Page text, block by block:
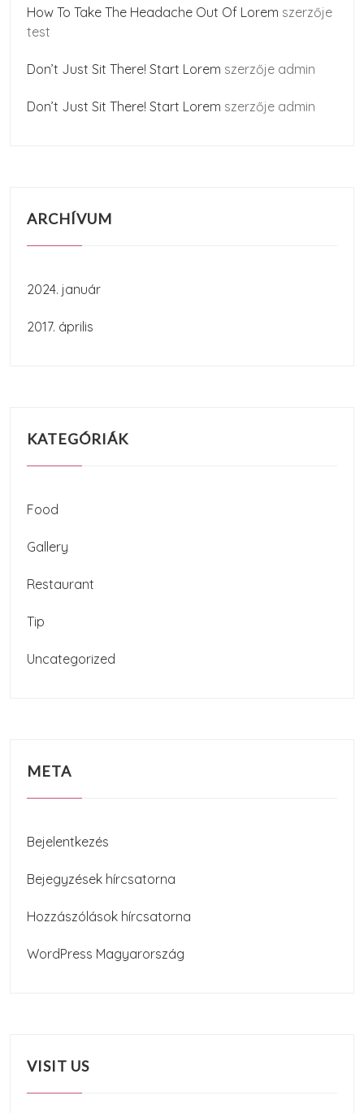
How To Take The Headache Out Of Lorem szerzője
test
Don’t Just Sit There! Start Lorem szerzője admin
Don’t Just Sit There! Start Lorem szerzője admin
ARCHÍVUM
2024. január
2017. április
KATEGÓRIÁK
Food
Gallery
Restaurant
Tip
Uncategorized
META
Bejelentkezés
Bejegyzések hírcsatorna
Hozzászólások hírcsatorna
WordPress Magyarország
VISIT US